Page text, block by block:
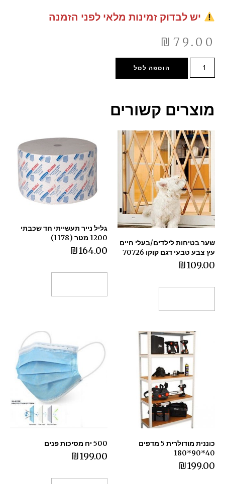
יש לבדוק זמינות מלאי לפני הזמנה
₪ 79.00
הוספה לסל
מוצרים קשורים
שער בטיחות לילדים/בעלי חיים
עץ צבע טבעי דגם קוקו 70726
₪109.00
גליל נייר תעשייתי חד שכבתי
1200 מטר (1178)
₪164.00
כוננית מודולרית 5 מדפים
40*90*180
₪199.00
500 יח מסיכות פנים
₪199.00